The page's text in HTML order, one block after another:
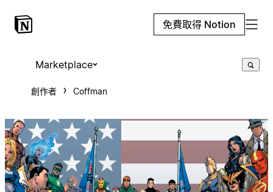
免費取得 Notion
Marketplace
創作者 Coffman